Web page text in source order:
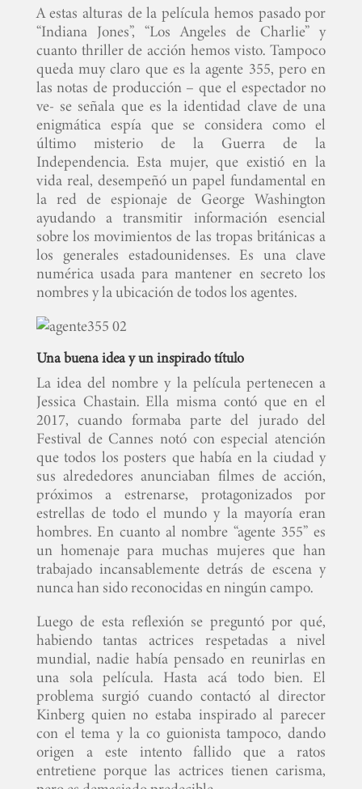
A estas alturas de la película hemos pasado por
“Indiana Jones”, “Los Angeles de Charlie” y
cuanto thriller de acción hemos visto. Tampoco
queda muy claro que es la agente 355, pero en
las notas de producción – que el espectador no
ve- se señala que es la identidad clave de una
enigmática espía que se considera como el
último misterio de la Guerra de la
Independencia. Esta mujer, que existió en la
vida real, desempeñó un papel fundamental en
la red de espionaje de George Washington
ayudando a transmitir información esencial
sobre los movimientos de las tropas británicas a
los generales estadounidenses. Es una clave
numérica usada para mantener en secreto los
nombres y la ubicación de todos los agentes.
Una buena idea y un inspirado título
La idea del nombre y la película pertenecen a
Jessica Chastain. Ella misma contó que en el
2017, cuando formaba parte del jurado del
Festival de Cannes notó con especial atención
que todos los posters que había en la ciudad y
sus alrededores anunciaban filmes de acción,
próximos a estrenarse, protagonizados por
estrellas de todo el mundo y la mayoría eran
hombres. En cuanto al nombre “agente 355” es
un homenaje para muchas mujeres que han
trabajado incansablemente detrás de escena y
nunca han sido reconocidas en ningún campo.
Luego de esta reflexión se preguntó por qué,
habiendo tantas actrices respetadas a nivel
mundial, nadie había pensado en reunirlas en
una sola película. Hasta acá todo bien. El
problema surgió cuando contactó al director
Kinberg quien no estaba inspirado al parecer
con el tema y la co guionista tampoco, dando
origen a este intento fallido que a ratos
entretiene porque las actrices tienen carisma,